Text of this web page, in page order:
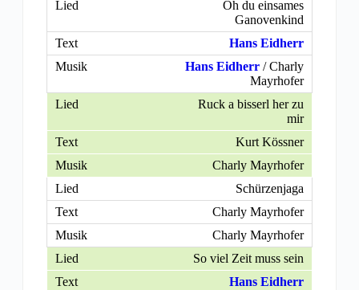
Oh du einsames
Ganovenkind
Hans Eidherr
Hans Eidherr / Charly
Mayrhofer
Ruck a bisserl her zu
mir
Kurt Kössner
Charly Mayrhofer
Schürzenjaga
Charly Mayrhofer
Charly Mayrhofer
So viel Zeit muss sein
Hans Eidherr